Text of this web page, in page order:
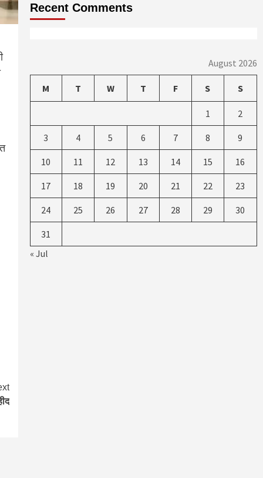
Recent Comments
August 2026
M T W T F S S
1 2
3 4 5 6 7 8 9
10 11 12 13 14 15 16
17 18 19 20 21 22 23
24 25 26 27 28 29 30
31
« Jul